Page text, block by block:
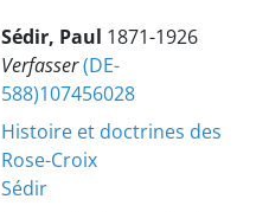
Sédir, Paul 1871-1926
Verfasser(DE-
588)107456028
Histoire et doctrines des
Rose-Croix
Sédir